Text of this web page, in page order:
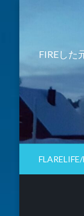
FIREした